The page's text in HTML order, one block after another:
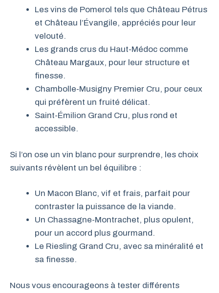
Les vins de Pomerol tels que Château Pétrus
et Château l’Évangile, appréciés pour leur
velouté.
Les grands crus du Haut-Médoc comme
Château Margaux, pour leur structure et
finesse.
Chambolle-Musigny Premier Cru, pour ceux
qui préfèrent un fruité délicat.
Saint-Émilion Grand Cru, plus rond et
accessible.
Si l’on ose un vin blanc pour surprendre, les choix
suivants révèlent un bel équilibre :
Un Macon Blanc, vif et frais, parfait pour
contraster la puissance de la viande.
Un Chassagne-Montrachet, plus opulent,
pour un accord plus gourmand.
Le Riesling Grand Cru, avec sa minéralité et
sa finesse.
Nous vous encourageons à tester différents